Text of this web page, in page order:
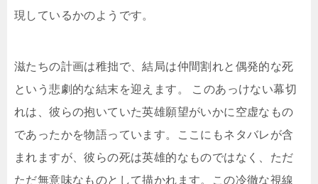
現しているかのようです。
滋たちの計画は稚拙で、結局は仲間割れと偶発的な死
という悲劇的な結末を迎えます。 このあっけない幕切
れは、彼らの抱いていた英雄願望がいかに空虚なもの
であったかを物語っています。ここにもネタバレが含
まれますが、彼らの死は英雄的なものではなく、ただ
ただ無意味なものとして描かれます。この冷徹な視線